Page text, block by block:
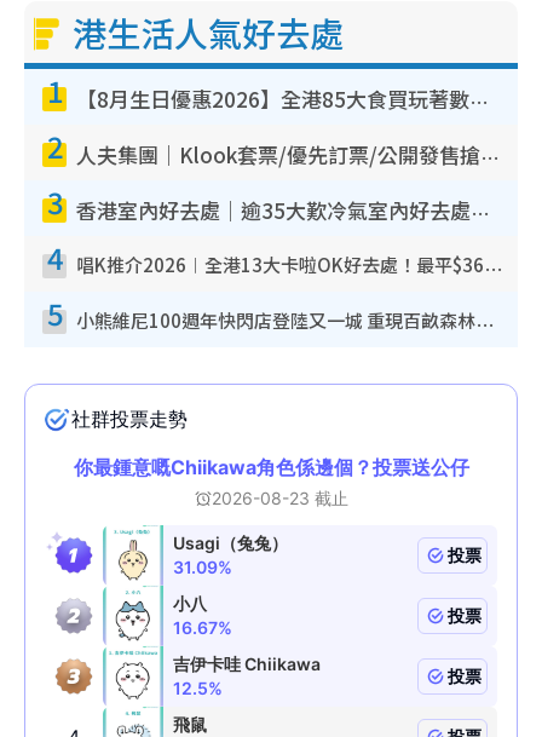
港生活人氣好去處
1 【8月生日優惠2026】全港85大食買玩著數攻略 自助餐/火鍋放題同行免費＋誠品/DONKI送現金券
2 人夫集團｜Klook套票/優先訂票/公開發售搶飛攻略！附票價.購票連結.場地座位表
3 香港室內好去處｜逾35大歎冷氣室內好去處推介 室內活動免費避雨無懼落雨
4 唱K推介2026︱全港13大卡啦OK好去處！最平$36起 日文K都有！(附地址+收費詳情)
5 小熊維尼100週年快閃店登陸又一城 重現百畝森林經典場景／獨家限定盲盒登場／專屬DIY香水